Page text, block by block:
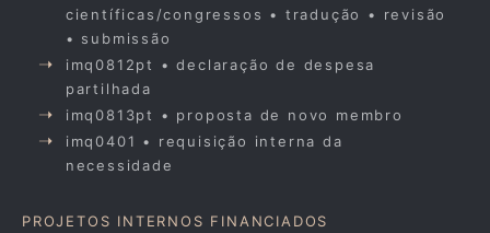
científicas/congressos • tradução • revisão
• submissão
imq0812pt • declaração de despesa
partilhada
imq0813pt • proposta de novo membro
imq0401 • requisição interna da
necessidade
PROJETOS INTERNOS FINANCIADOS